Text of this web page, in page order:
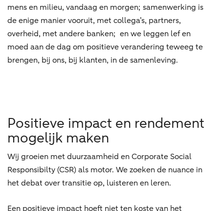
mens en milieu, vandaag en morgen; samenwerking is
de enige manier vooruit, met collega’s, partners,
overheid, met andere banken; en we leggen lef en
moed aan de dag om positieve verandering teweeg te
brengen, bij ons, bij klanten, in de samenleving.
Positieve impact en rendement
mogelijk maken
Wij groeien met duurzaamheid en Corporate Social
Responsibilty (CSR) als motor. We zoeken de nuance in
het debat over transitie op, luisteren en leren.
Een positieve impact hoeft niet ten koste van het